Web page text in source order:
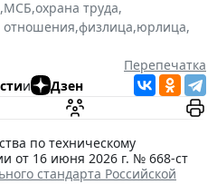
,МСБ,охрана труда,
отношения,физлица,юрлица,
Перепечатка
и Дзен
по техническому
от 16 июня 2026 г. № 668-ст
стандарта Российской